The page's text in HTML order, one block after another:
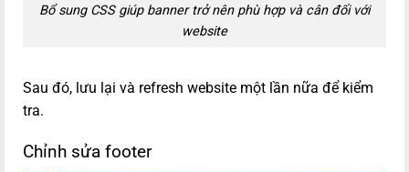
Bổ sung CSS giúp banner trở nên phù hợp và cân đối với
website
Sau đó, lưu lại và refresh website một lần nữa để kiểm
tra.
Chỉnh sửa footer